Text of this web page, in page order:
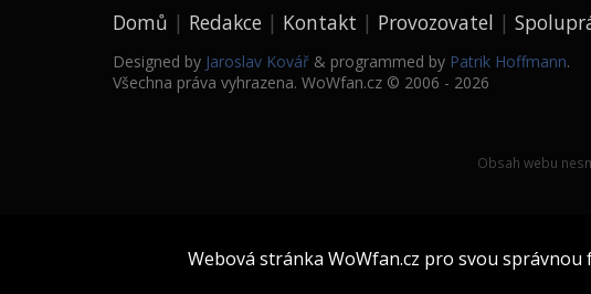
Domů Redakce Kontakt Provozovatel
Designed by Jaroslav Kovář & programmed by Patrik Hoffmann.
Všechna práva vyhrazena. WoWfan.cz © 2006 - 2026
Obsah webu
Webová stránka WoWfan.cz pro svou